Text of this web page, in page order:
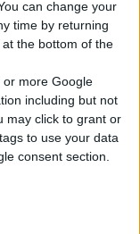
can change your
time by returning
the bottom of the
or more Google
including but not
may click to grant or
to use your data
consent section.